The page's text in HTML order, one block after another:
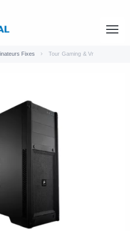
Fixes Tour Gaming & Vr